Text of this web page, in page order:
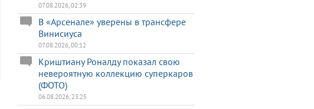
07.08.2026, 02:39
В «Арсенале» уверены в трансфере
Винисиуса
07.08.2026, 00:12
Криштиану Роналду показал свою
невероятную коллекцию суперкаров
(ФОТО)
06.08.2026, 23:25